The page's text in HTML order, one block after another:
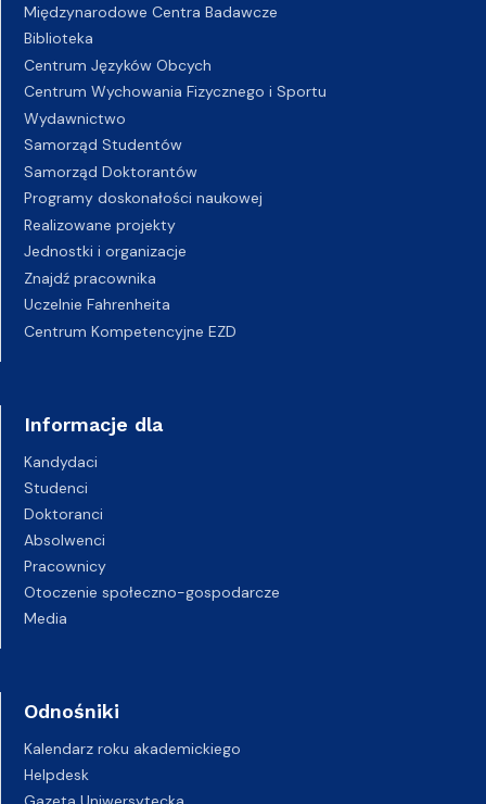
Międzynarodowe Centra Badawcze
Biblioteka
Centrum Języków Obcych
Centrum Wychowania Fizycznego i Sportu
Wydawnictwo
Samorząd Studentów
Samorząd Doktorantów
Programy doskonałości naukowej
Realizowane projekty
Jednostki i organizacje
Znajdź pracownika
Uczelnie Fahrenheita
Centrum Kompetencyjne EZD
Informacje dla
Kandydaci
Studenci
Doktoranci
Absolwenci
Pracownicy
Otoczenie społeczno-gospodarcze
Media
Odnośniki
Kalendarz roku akademickiego
Helpdesk